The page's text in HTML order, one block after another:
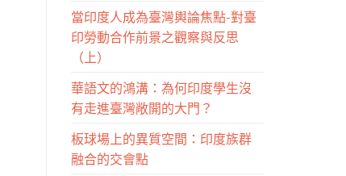
當印度人成為臺灣輿論焦點-對臺
印勞動合作前景之觀察與反思
（上）
華語文的鴻溝：為何印度學生沒
有走進臺灣敞開的大門？
板球場上的異質空間：印度族群
融合的交會點